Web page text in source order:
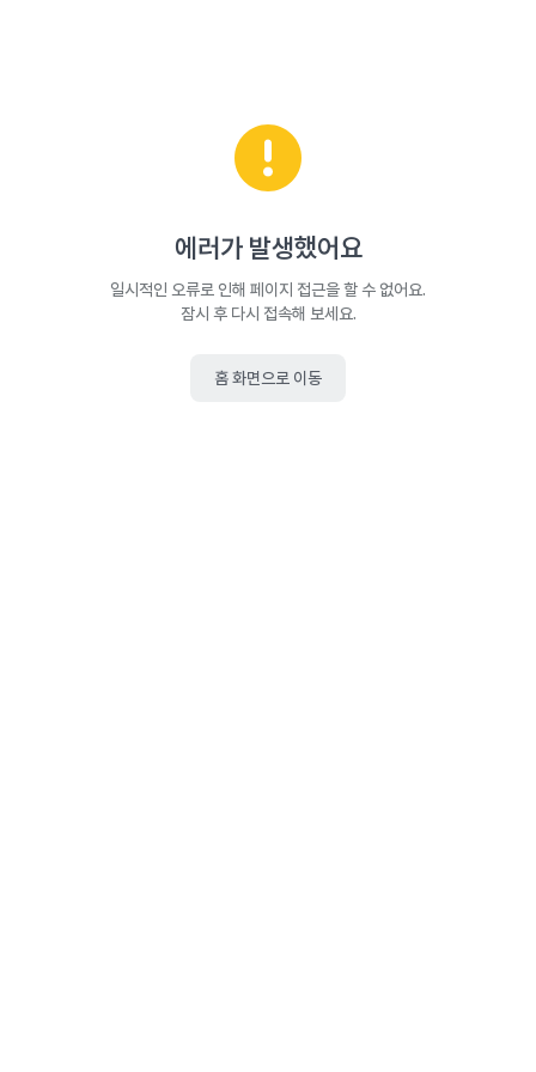
에러가 발생했어요
일시적인 오류로 인해 페이지 접근을 할 수 없어요.
잠시 후 다시 접속해 보세요.
홈 화면으로 이동